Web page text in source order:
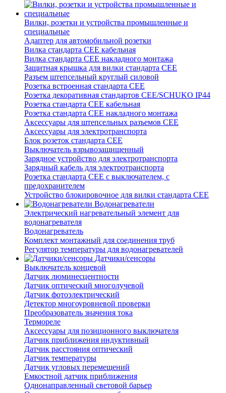
Вилки, розетки и устройства промышленные и
специальные
Адаптер для автомобильной розетки
Вилка стандарта CEE кабельная
Вилка стандарта CEE накладного монтажа
Защитная крышка для вилки стандарта CEE
Разъем штепсельный круглый силовой
Розетка встроенная стандарта CEE
Розетка декоративная стандартов CEE/SCHUKO IP44
Розетка стандарта СЕЕ кабельная
Розетка стандарта СЕЕ накладного монтажа
Аксессуары для штепсельных разъемов CEE
Аксессуары для электротранспорта
Блок розеток стандарта CEE
Выключатель взрывозащищенный
Зарядное устройство для электротранспорта
Зарядный кабель для электротранспорта
Розетка стандарта СЕЕ с выключателем, с
предохранителем
Устройство блокировочное для вилки стандарта CEE
Водонагреватели
Электрический нагревательный элемент для
водонагревателя
Водонагреватель
Комплект монтажный для соединения труб
Регулятор температуры для водонагревателей
Датчики/сенсоры
Выключатель концевой
Датчик люминесцентности
Датчик оптический многолучевой
Датчик фотоэлектрический
Детектор многоуровневой проверки
Преобразователь значения тока
Термореле
Аксессуары для позиционного выключателя
Датчик приближения индуктивный
Датчик расстояния оптический
Датчик температуры
Датчик угловых перемещений
Емкостной датчик приближения
Однонаправленный световой барьер